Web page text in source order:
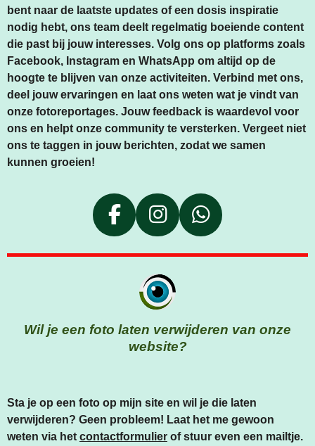
bent naar de laatste updates of een dosis inspiratie
nodig hebt, ons team deelt regelmatig boeiende content
die past bij jouw interesses. Volg ons op platforms zoals
Facebook, Instagram en WhatsApp om altijd op de
hoogte te blijven van onze activiteiten. Verbind met ons,
deel jouw ervaringen en laat ons weten wat je vindt van
onze fotoreportages. Jouw feedback is waardevol voor
ons en helpt onze community te versterken. Vergeet niet
ons te taggen in jouw berichten, zodat we samen
kunnen groeien!
F
O
I
T
A
G
R
W
A
Wil je een foto laten verwijderen van onze
website?
Sta je op een foto op mijn site en wil je die laten
verwijderen? Geen probleem! Laat het me gewoon
weten via het contactformulier of stuur even een mailtje.